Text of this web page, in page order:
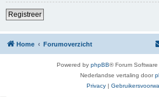
Registreer
Home Forumoverzicht
Powered by phpBB® Forum
Nederlandse vertaling door
Privacy |